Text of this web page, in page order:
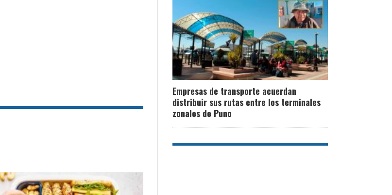
Empresas de transporte acuerdan
distribuir sus rutas entre los terminales
zonales de Puno